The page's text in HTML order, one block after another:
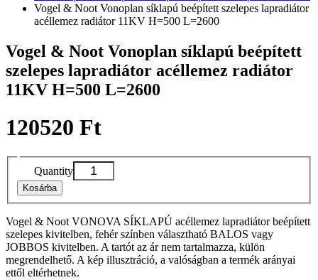
Vogel & Noot Vonoplan síklapú beépített szelepes lapradiátor
acéllemez radiátor 11KV H=500 L=2600
Vogel & Noot Vonoplan síklapú beépített
szelepes lapradiátor acéllemez radiátor
11KV H=500 L=2600
120520 Ft
Quantity
Kosárba
Vogel & Noot VONOVA SÍKLAPÚ acéllemez lapradiátor beépített
szelepes kivitelben, fehér színben választható BALOS vagy
JOBBOS kivitelben. A tartót az ár nem tartalmazza, külön
megrendelhető. A kép illusztráció, a valóságban a termék arányai
ettől eltérhetnek.